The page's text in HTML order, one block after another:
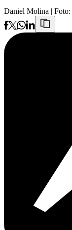
Daniel Molina | Foto: